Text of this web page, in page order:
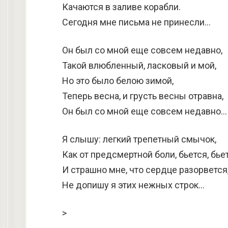
Качаются в заливе корабли.
Сегодня мне письма не принесли…
Он был со мной еще совсем недавно,
Такой влюбленный, ласковый и мой,
Но это было белою зимой,
Теперь весна, и грусть весны отравна,
Он был со мной еще совсем недавно…
Я слышу: легкий трепетный смычок,
Как от предсмертной боли, бьется,
И страшно мне, что сердце
Не допишу я этих нежных строк…
>